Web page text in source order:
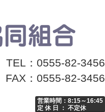
TEL：0555-82-3456
FAX：0555-82-3456
営業時間：8:15～16:45
定 休 日 ： 不定休